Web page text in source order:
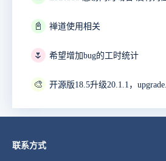
📓 禅道使用相关
🌷 希望增加bug的工时统计
🎨 开源版18.5升级20.1.1，
联系方式